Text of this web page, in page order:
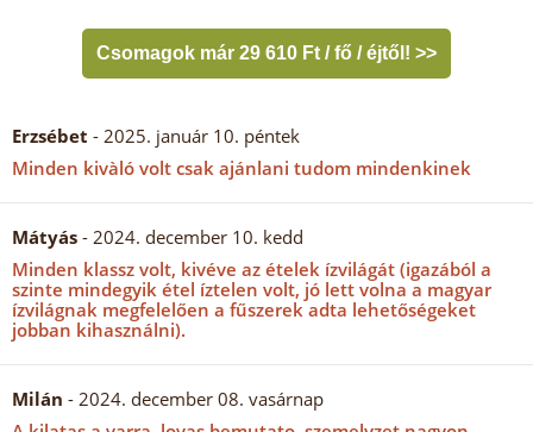
Csomagok már 29 610 Ft / fő / éjtől! >>
Erzsébet - 2025. január 10. péntek
Minden kivàló volt csak ajánlani tudom mindenkinek
Mátyás - 2024. december 10. kedd
Minden klassz volt, kivéve az ételek ízvilágát (igazából a
szinte mindegyik étel íztelen volt, jó lett volna a magyar
ízvilágnak megfelelően a fűszerek adta lehetőségeket
jobban kihasználni).
Milán - 2024. december 08. vasárnap